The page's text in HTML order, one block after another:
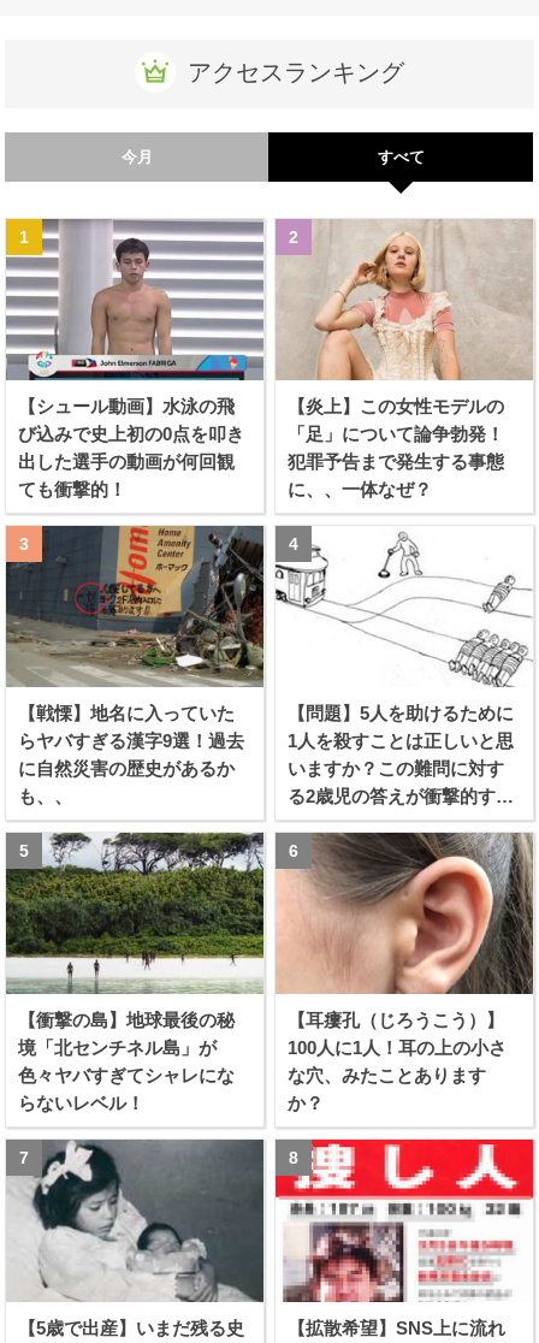
アクセスランキング
今月 すべて
【シュール動画】水泳の飛
び込みで史上初の0点を叩き
出した選手の動画が何回観
ても衝撃的！
【炎上】この女性モデルの
「足」について論争勃発！
犯罪予告まで発生する事態
に、、一体なぜ？
【戦慄】地名に入っていた
らヤバすぎる漢字9選！過去
に自然災害の歴史があるか
も、、
【問題】5人を助けるために
1人を殺すことは正しいと思
いますか？この難問に対す
る2歳児の答えが衝撃的すぎ
る！！
【衝撃の島】地球最後の秘
境「北センチネル島」が
色々ヤバすぎてシャレにな
らないレベル！
【耳瘻孔（じろうこう）】
100人に1人！耳の上の小さ
な穴、みたことあります
か？
【5歳で出産】いまだ残る史
【拡散希望】SNS上に流れ